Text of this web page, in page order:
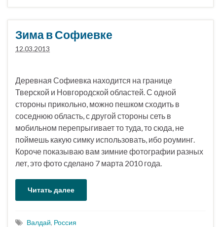
Зима в Софиевке
12.03.2013
Деревная Софиевка находится на границе
Тверской и Новгородской областей. С одной
стороны прикольно, можно пешком сходить в
соседнюю область, с другой стороны сеть в
мобильном перепрыгивает то туда, то сюда, не
поймешь какую симку использовать, ибо роуминг.
Короче показываю вам зимние фотографии разных
лет, это фото сделано 7 марта 2010 года.
Читать далее
Валдай, Россия